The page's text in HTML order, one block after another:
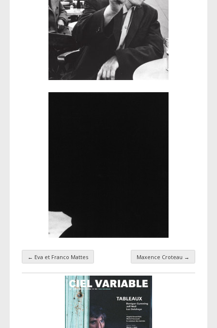
Navigation par taxonomie
← Eva et Franco Mattes Maxence Croteau →